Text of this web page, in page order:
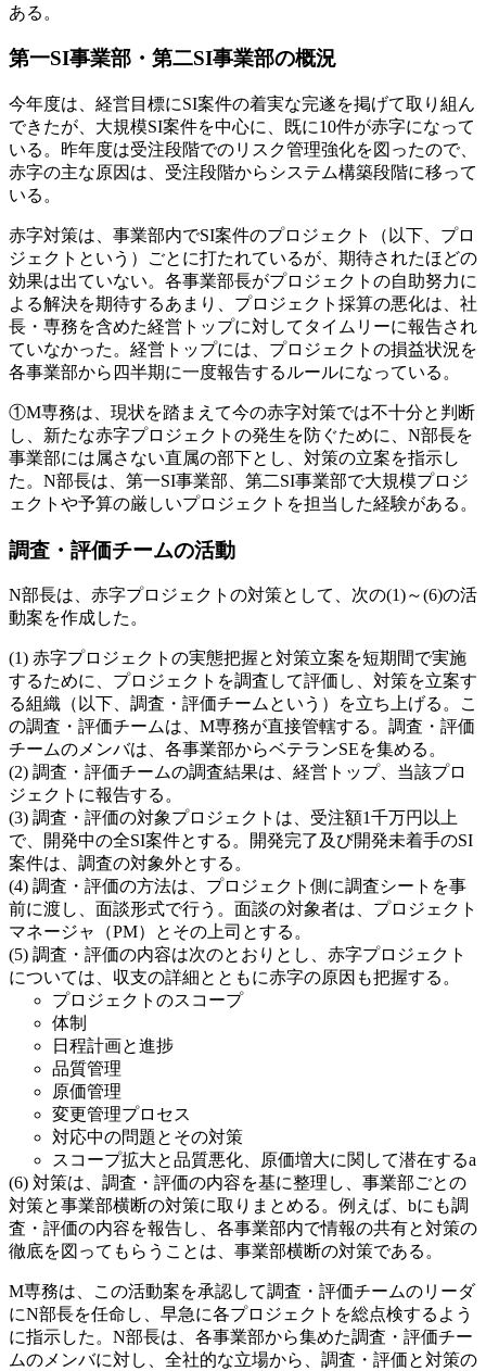
ある。
第一SI事業部・第二SI事業部の概況
今年度は、経営目標にSI案件の着実な完遂を掲げて取り組ん
できたが、大規模SI案件を中心に、既に10件が赤字になって
いる。昨年度は受注段階でのリスク管理強化を図ったので、
赤字の主な原因は、受注段階からシステム構築段階に移って
いる。
赤字対策は、事業部内でSI案件のプロジェクト（以下、プロ
ジェクトという）ごとに打たれているが、期待されたほどの
効果は出ていない。各事業部長がプロジェクトの自助努力に
よる解決を期待するあまり、プロジェクト採算の悪化は、社
長・専務を含めた経営トップに対してタイムリーに報告され
ていなかった。経営トップには、プロジェクトの損益状況を
各事業部から四半期に一度報告するルールになっている。
①M専務は、現状を踏まえて今の赤字対策では不十分と判断
し、新たな赤字プロジェクトの発生を防ぐために、N部長を
事業部には属さない直属の部下とし、対策の立案を指示し
た。 N部長は、第一SI事業部、第二SI事業部で大規模プロジ
ェクトや予算の厳しいプロジェクトを担当した経験がある。
調査・評価チームの活動
N部長は、赤字プロジェクトの対策として、次の(1)～(6)の活
動案を作成した。
赤字プロジェクトの実態把握と対策立案を短期間で実施
するために、プロジェクトを調査して評価し、対策を立案す
る組織（以下、調査・評価チームという）を立ち上げる。こ
の調査・評価チームは、M専務が直接管轄する。調査・評価
チームのメンバは、各事業部からベテランSEを集める。
調査・評価チームの調査結果は、経営トップ、当該プロ
ジェクトに報告する。
調査・評価の対象プロジェクトは、受注額1千万円以上
で、開発中の全SI案件とする。開発完了及び開発未着手のSI
案件は、調査の対象外とする。
調査・評価の方法は、プロジェクト側に調査シートを事
前に渡し、面談形式で行う。面談の対象者は、プロジェクト
マネージャ（PM）とその上司とする。
調査・評価の内容は次のとおりとし、赤字プロジェクト
については、収支の詳細とともに赤字の原因も把握する。
プロジェクトのスコープ
体制
日程計画と進捗
品質管理
原価管理
変更管理プロセス
対応中の問題とその対策
スコープ拡大と品質悪化、原価増大に関して潜在するa
対策は、調査・評価の内容を基に整理し、事業部ごとの
対策と事業部横断の対策に取りまとめる。例えば、 bにも調
査・評価の内容を報告し、各事業部内で情報の共有と対策の
徹底を図ってもらうことは、事業部横断の対策である。
M専務は、この活動案を承認して調査・評価チームのリーダ
にN部長を任命し、早急に各プロジェクトを総点検するよう
に指示した。N部長は、各事業部から集めた調査・評価チー
ムのメンバに対し、全社的な立場から、調査・評価と対策の